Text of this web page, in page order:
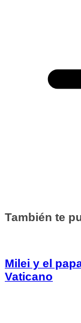
También te
Milei y el
Vaticano